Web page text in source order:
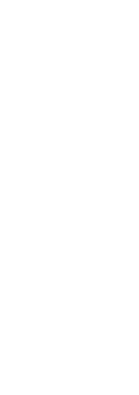
船起航处 潮起..